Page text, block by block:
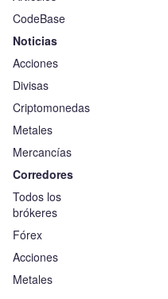
CodeBase
Noticias
Acciones
Divisas
Criptomonedas
Metales
Mercancías
Corredores
Todos los
brókeres
Fórex
Acciones
Metales